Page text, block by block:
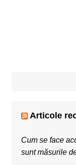
Articole
Cum se face
sunt măsurile